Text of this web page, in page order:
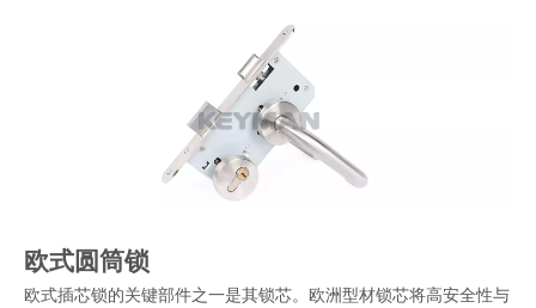
欧式圆筒锁
欧式插芯锁的关键部件之一是其锁芯。欧洲型材锁芯将高安全性与